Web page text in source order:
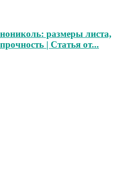
размеры листа,
| Статья от...